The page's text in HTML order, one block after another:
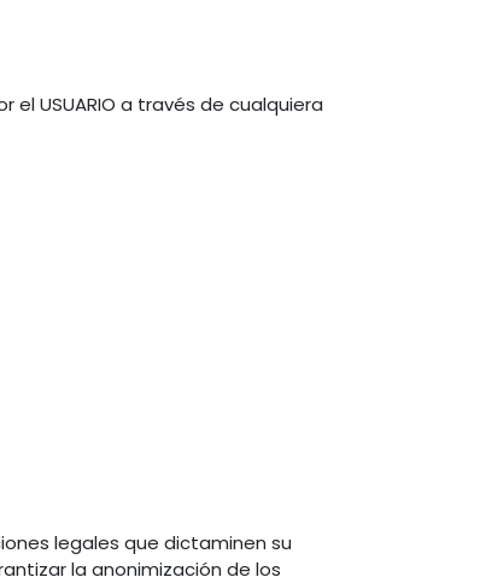
USUARIO a través de cualquiera
legales que dictaminen su
la anonimización de los